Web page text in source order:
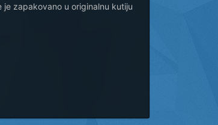
je zapakovano u originalnu kutiju